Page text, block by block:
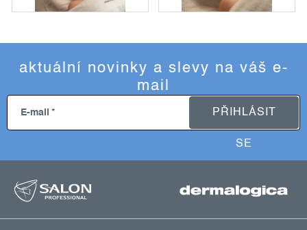
aktuální novinky a slevy na váš e-
mail
E-mail PŘIHLÁSIT
SE